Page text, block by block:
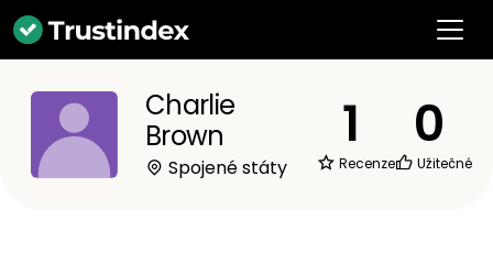
Charlie
Brown
Spojené státy
1
Recenze
0
Užitečné